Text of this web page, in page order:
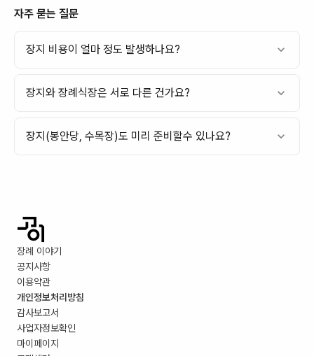
자주 묻는 질문
장지 비용이 얼마 정도 발생하나요?
장지와 장례식장은 서로 다른 건가요?
장지(봉안당, 수목장)도 미리 준비할수 있나요?
장례 이야기
공지사항
이용약관
개인정보처리방침
감사보고서
사업자정보확인
마이페이지